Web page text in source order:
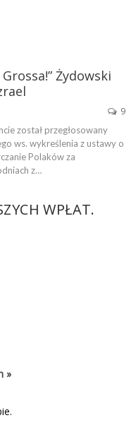
Żydowski
9
został przegłosowany
ws. wykreślenia z ustawy o
Polaków za
z…
WPŁAT.
»